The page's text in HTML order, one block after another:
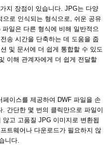
지 장점이 있습니다. JPG는 다양
로 인식되는 형식으로, 쉬운 공유
일은 다른 형식에 비해 일반적으
송 시간을 단축하는 데 도움을 줍
및 문서에 더 쉽게 통합할 수 있도
이해 관계자에게 더 쉽게 전달할
이스를 제공하여 DWF 파일을 손
간단한 몇 번의 클릭만으로 파일이
고 고품질 JPG 이미지로 변환됩
트웨어나 다운로드가 필요하지 않
니다.